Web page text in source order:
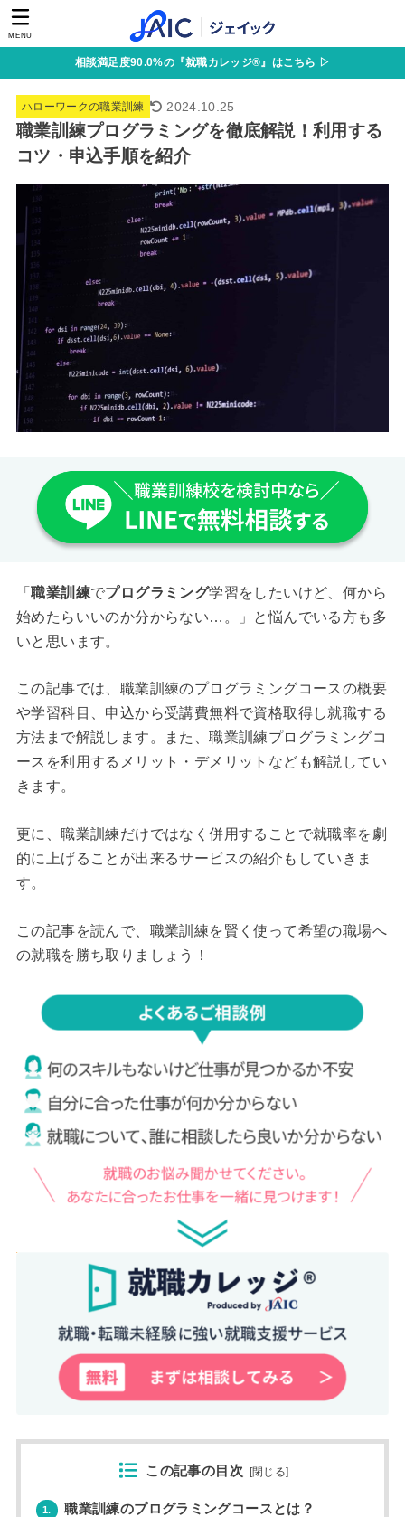
MENU
相談満足度90.0%の『就職カレッジ®』はこちら ▷
ハローワークの職業訓練 2024.10.25
職業訓練プログラミングを徹底解説！利用する
コツ・申込手順を紹介
「職業訓練でプログラミング学習をしたいけど、何から
始めたらいいのか分からない…。」と悩んでいる方も多
いと思います。
この記事では、職業訓練のプログラミングコースの概要
や学習科目、申込から受講費無料で資格取得し就職する
方法まで解説します。また、職業訓練プログラミングコ
ースを利用するメリット・デメリットなども解説してい
きます。
更に、職業訓練だけではなく併用することで就職率を劇
的に上げることが出来るサービスの紹介もしていきま
す。
この記事を読んで、職業訓練を賢く使って希望の職場へ
の就職を勝ち取りましょう！
この記事の目次 [閉じる]
1. 職業訓練のプログラミングコースとは？